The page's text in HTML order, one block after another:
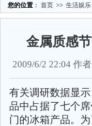
您的位置 ： 首页 >> 生活娱乐
金属质感
2009/6/2 22:04 作
有关调研数据显
品中占据了七个
门的冰箱产品。